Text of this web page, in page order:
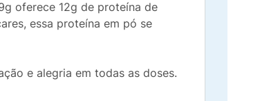
oferece 12g de proteína de
essa proteína em pó se
e alegria em todas as doses.